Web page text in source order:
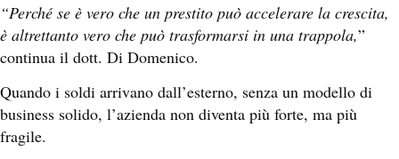
“Perché se è vero che un prestito può accelerare la crescita,
è altrettanto vero che può trasformarsi in una trappola,”
continua il dott. Di Domenico.
Quando i soldi arrivano dall’esterno, senza un modello di
business solido, l’azienda non diventa più forte, ma più
fragile.